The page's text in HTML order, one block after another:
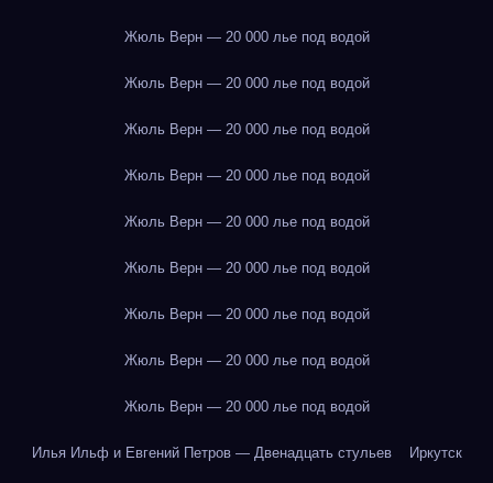
Жюль Верн — 20 000 лье под водой
Жюль Верн — 20 000 лье под водой
Жюль Верн — 20 000 лье под водой
Жюль Верн — 20 000 лье под водой
Жюль Верн — 20 000 лье под водой
Жюль Верн — 20 000 лье под водой
Жюль Верн — 20 000 лье под водой
Жюль Верн — 20 000 лье под водой
Жюль Верн — 20 000 лье под водой
Илья Ильф и Евгений Петров — Двенадцать стульев Иркутск